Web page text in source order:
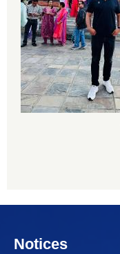
Notices